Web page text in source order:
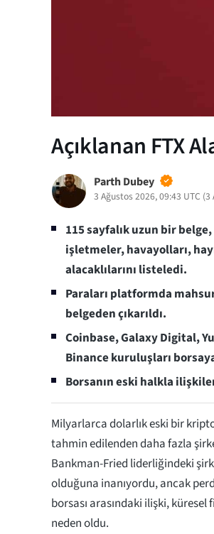
Açıklanan FTX
Parth Dubey
3 Ağustos 2026, 09:43 UTC (3
115 sayfalık uzun bir
işletmeler, havayolları,
alacaklılarını listeledi.
Paraları platformda
belgeden çıkarıldı.
Coinbase, Galaxy Digital,
Binance kuruluşları
Borsanın eski halkla
Milyarlarca dolarlık eski bir
tahmin edilenden daha fazla
Bankman-Fried liderliğindeki
olduğuna inanıyordu, ancak
borsası arasındaki ilişki,
neden oldu.